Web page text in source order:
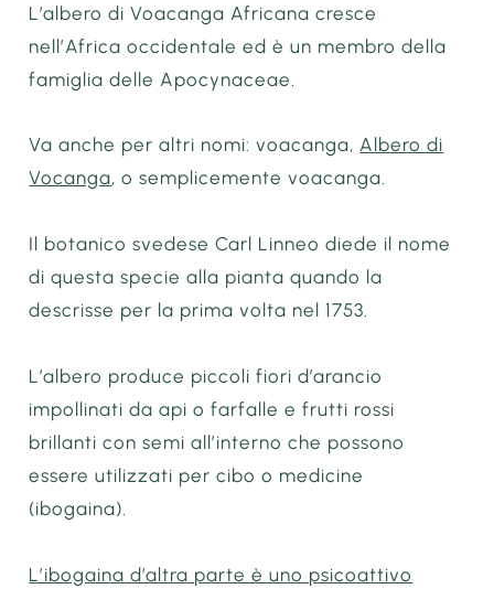
L’albero di Voacanga Africana cresce
nell’Africa occidentale ed è un membro della
famiglia delle Apocynaceae.
Va anche per altri nomi: voacanga,Albero di
Vocanga, o semplicemente voacanga.
Il botanico svedese Carl Linneo diede il nome
di questa specie alla pianta quando la
descrisse per la prima volta nel 1753.
L’albero produce piccoli fiori d’arancio
impollinati da api o farfalle e frutti rossi
brillanti con semi all’interno che possono
essere utilizzati per cibo o medicine
(ibogaina).
L’ibogaina d’altra parte è uno psicoattivo